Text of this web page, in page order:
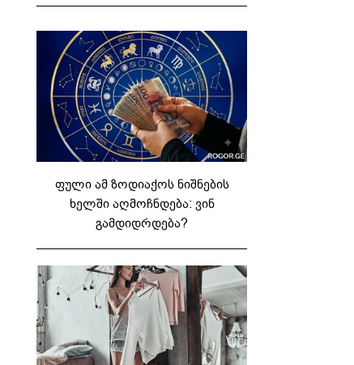
ფული ამ ზოდიაქოს ნიშნების
ხელში აღმოჩნდება: ვინ
გამდიდრდება?